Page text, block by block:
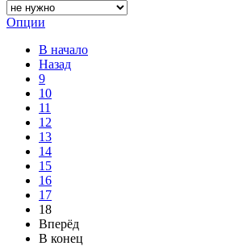
Опции
В начало
Назад
9
10
11
12
13
14
15
16
17
18
Вперёд
В конец